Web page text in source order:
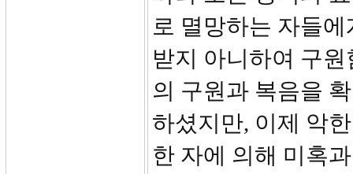
로 멸망하는 자들
받지 아니하여 구
의 구원과 복음을
하셨지만, 이제 악
한 자에 의해 미혹